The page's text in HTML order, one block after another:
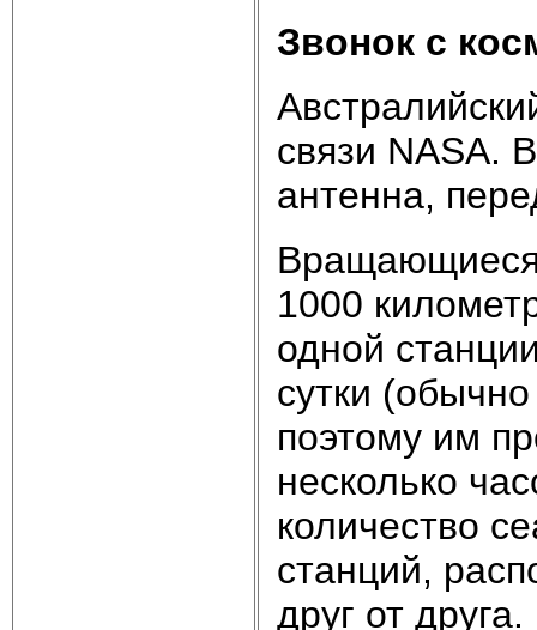
Звонок с
связи NASA.
антенна,
Вращающиеся
1000
одной
сутки
поэтому им
несколько
количество
станций,
друг от